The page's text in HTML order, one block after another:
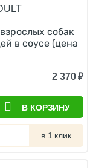
собак
в соусе (цена
2 370₽
В КОРЗИНУ
в 1 клик